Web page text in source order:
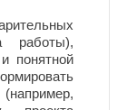
работы),
понятной